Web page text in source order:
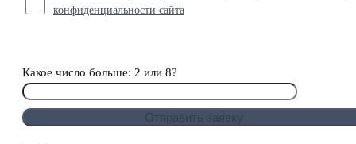
конфиденциальности сайта
Какое число больше: 2 или 8?